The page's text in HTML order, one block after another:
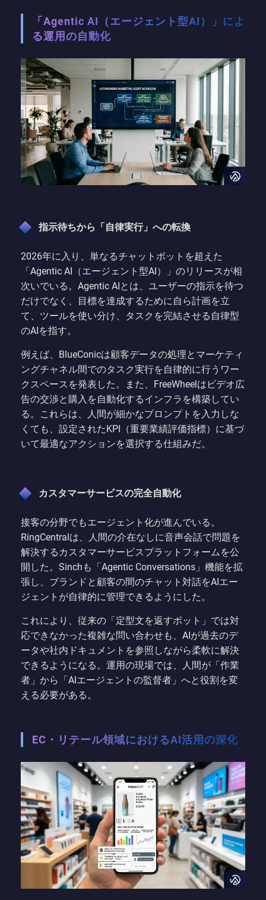
「Agentic AI（エージェント型AI）」によ
る運用の自動化
指示待ちから「自律実行」への転換
2026年に入り、単なるチャットボットを超えた
「Agentic AI（エージェント型AI）」のリリースが相
次いでいる。Agentic AIとは、ユーザーの指示を待つ
だけでなく、目標を達成するために自ら計画を立
て、ツールを使い分け、タスクを完結させる自律型
のAIを指す。
例えば、BlueConicは顧客データの処理とマーケティ
ングチャネル間でのタスク実行を自律的に行うワー
クスペースを発表した。また、FreeWheelはビデオ広
告の交渉と購入を自動化するインフラを構築してい
る。これらは、人間が細かなプロンプトを入力しな
くても、設定されたKPI（重要業績評価指標）に基づ
いて最適なアクションを選択する仕組みだ。
カスタマーサービスの完全自動化
接客の分野でもエージェント化が進んでいる。
RingCentralは、人間の介在なしに音声会話で問題を
解決するカスタマーサービスプラットフォームを公
開した。Sinchも「Agentic Conversations」機能を拡
張し、ブランドと顧客の間のチャット対話をAIエー
ジェントが自律的に管理できるようにした。
これにより、従来の「定型文を返すボット」では対
応できなかった複雑な問い合わせも、AIが過去のデ
ータや社内ドキュメントを参照しながら柔軟に解決
できるようになる。運用の現場では、人間が「作業
者」から「AIエージェントの監督者」へと役割を変
える必要がある。
EC・リテール領域におけるAI活用の深化